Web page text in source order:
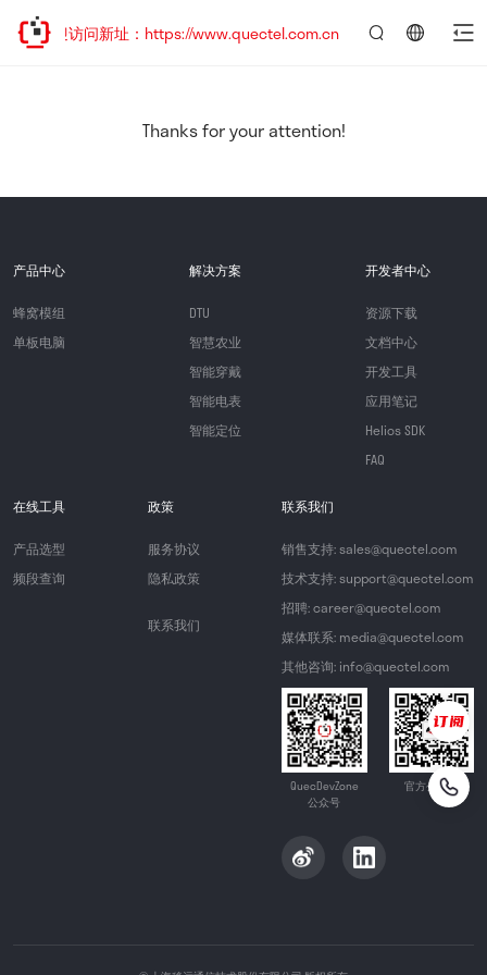
移，欢迎访问新址：https://www.quectel.com.cn
Thanks for your attention!
产品中心
蜂窝模组
单板电脑
解决方案
DTU
智慧农业
智能穿戴
智能电表
智能定位
开发者中心
资源下载
文档中心
开发工具
应用笔记
Helios SDK
FAQ
在线工具
产品选型
频段查询
政策
服务协议
隐私政策
联系我们
联系我们
销售支持: sales@quectel.com
技术支持: support@quectel.com
招聘: career@quectel.com
媒体联系: media@quectel.com
其他咨询: info@quectel.com
QuecDevZone
公众号
官方公众号